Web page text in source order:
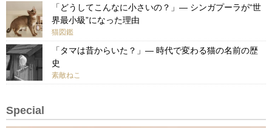
「どうしてこんなに小さいの？」— シンガプーラが“世
界最小級”になった理由
猫図鑑
「タマは昔からいた？」— 時代で変わる猫の名前の歴
史
素敵ねこ
Special